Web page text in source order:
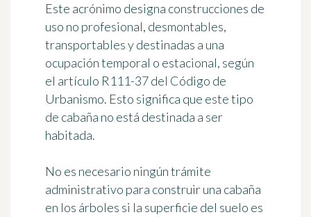
Este acrónimo designa construcciones de
uso no profesional, desmontables,
transportables y destinadas a una
ocupación temporal o estacional, según
el artículo R111-37 del Código de
Urbanismo. Esto significa que este tipo
de cabaña no está destinada a ser
habitada.
No es necesario ningún trámite
administrativo para construir una cabaña
en los árboles si la superficie del suelo es